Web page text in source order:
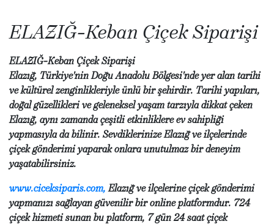
ELAZIĞ-Keban Çiçek Siparişi
ELAZIĞ-Keban Çiçek Siparişi
Elazığ, Türkiye'nin Doğu Anadolu Bölgesi'nde yer alan tarihi
ve kültürel zenginlikleriyle ünlü bir şehirdir. Tarihi yapıları,
doğal güzellikleri ve geleneksel yaşam tarzıyla dikkat çeken
Elazığ, aynı zamanda çeşitli etkinliklere ev sahipliği
yapmasıyla da bilinir. Sevdiklerinize Elazığ ve ilçelerinde
çiçek gönderimi yaparak onlara unutulmaz bir deneyim
yaşatabilirsiniz.
www.ciceksiparis.com, Elazığ ve ilçelerine çiçek gönderimi
yapmanızı sağlayan güvenilir bir online platformdur. 724
çiçek hizmeti sunan bu platform, 7 gün 24 saat çiçek